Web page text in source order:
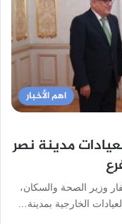
اهم الأخبار
مدينة نصر
وزير الصحة والسكان،
الخارجية بمدينة…